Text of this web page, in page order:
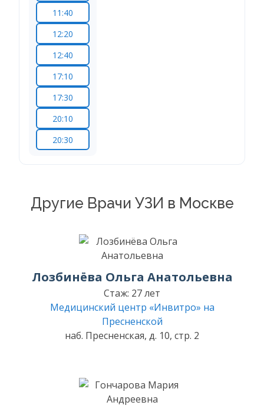
11:40
12:20
12:40
17:10
17:30
20:10
20:30
Другие Врачи УЗИ в Москве
Лозбинёва Ольга Анатольевна
Стаж: 27 лет
Медицинский центр «Инвитро» на
Пресненской
наб. Пресненская, д. 10, стр. 2